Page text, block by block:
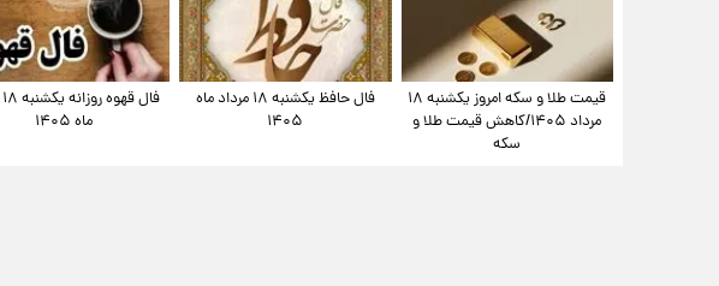
قیمت طلا و سکه امروز یکشنبه ۱۸
مرداد ۱۴۰۵/کاهش قیمت طلا و
سکه
فال حافظ یکشنبه ۱۸ مرداد ماه
۱۴۰۵
ماه ۱۴۰۵